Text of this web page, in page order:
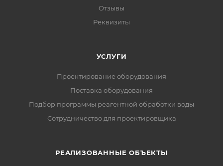
Отзывы
Реквизиты
УСЛУГИ
Проектирование оборудования
Поставка оборудования
Подбор программы реагентной обработки воды
Сотрудничество для проектировщика
РЕАЛИЗОВАННЫЕ ОБЪЕКТЫ